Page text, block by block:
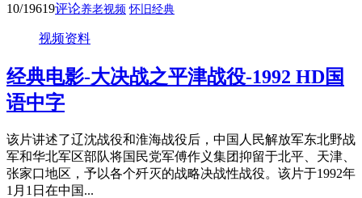
10/19619评论养老视频 怀旧经典
视频资料
经典电影-大决战之平津战役-1992 HD国
语中字
该片讲述了辽沈战役和淮海战役后，中国人民解放军东北野战
军和华北军区部队将国民党军傅作义集团抑留于北平、天津、
张家口地区，予以各个歼灭的战略决战性战役。该片于1992年
1月1日在中国...